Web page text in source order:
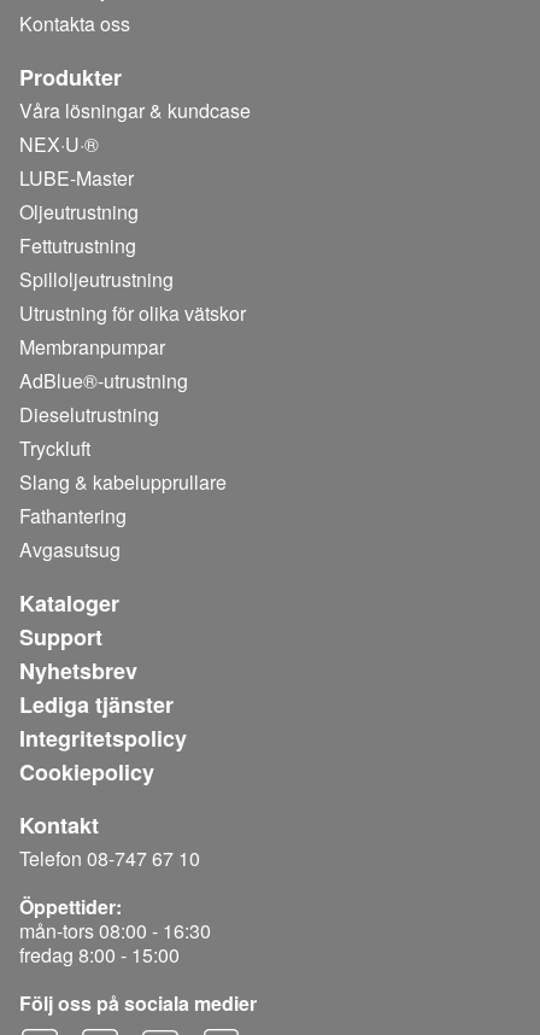
Kontakta oss
Produkter
Våra lösningar & kundcase
NEX·U·®
LUBE-Master
Oljeutrustning
Fettutrustning
Spilloljeutrustning
Utrustning för olika vätskor
Membranpumpar
AdBlue®-utrustning
Dieselutrustning
Tryckluft
Slang & kabelupprullare
Fathantering
Avgasutsug
Kataloger
Support
Nyhetsbrev
Lediga tjänster
Integritetspolicy
Cookiepolicy
Kontakt
Telefon 08-747 67 10
Öppettider:
mån-tors 08:00 - 16:30
fredag 8:00 - 15:00
Följ oss på sociala medier